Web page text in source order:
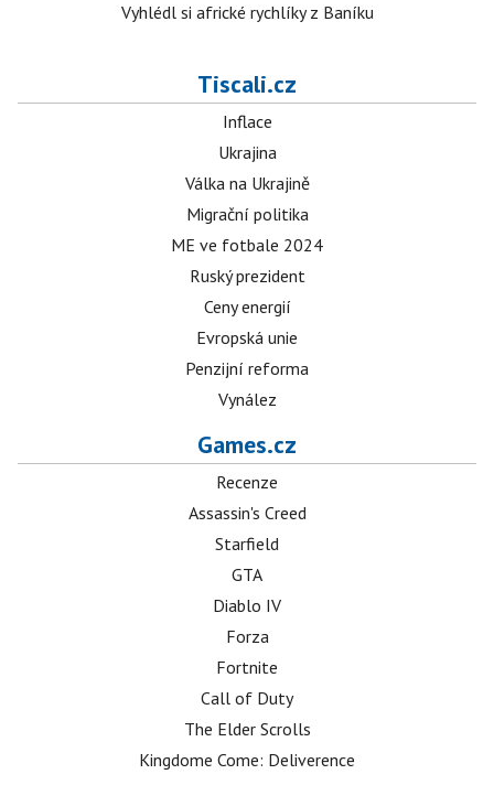
Vyhlédl si africké rychlíky z Baníku
Tiscali.cz
Inflace
Ukrajina
Válka na Ukrajině
Migrační politika
ME ve fotbale 2024
Ruský prezident
Ceny energií
Evropská unie
Penzijní reforma
Vynález
Games.cz
Recenze
Assassin's Creed
Starfield
GTA
Diablo IV
Forza
Fortnite
Call of Duty
The Elder Scrolls
Kingdome Come: Deliverence